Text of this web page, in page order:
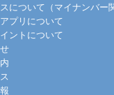
について（マイナンバー
プリについて
ントについて